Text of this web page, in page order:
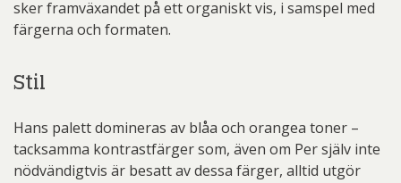
sker framväxandet på ett organiskt vis, i samspel med
färgerna och formaten.
Stil
Hans palett domineras av blåa och orangea toner –
tacksamma kontrastfärger som, även om Per själv inte
nödvändigtvis är besatt av dessa färger, alltid utgör